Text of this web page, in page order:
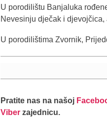
U porodilištu Banjaluka
Nevesinju dječak i
U porodilištima Zvornik,
Pratite nas na našoj
Viber zajednicu.